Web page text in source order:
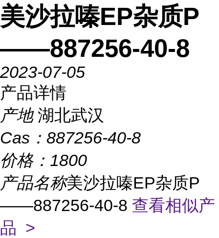
美沙拉嗪EP杂质P
——887256-40-8
2023-07-05
产品详情
产地 湖北武汉
Cas： 887256-40-8
价格： 1800
产品名称美沙拉嗪EP杂质P
——887256-40-8 查看相似产
品 >